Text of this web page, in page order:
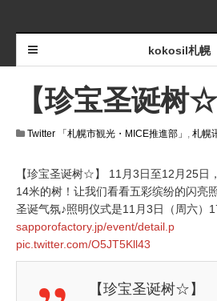
kokosil札幌
【珍宝圣诞树☆
Twitter 「札幌市観光・MICE推進部」 , 札幌
【珍宝圣诞树☆】 11月3日至12月25日
14米的树！让我们看看五彩缤纷的闪亮
圣诞气氛♪照明仪式是11月3日（周六）
sapporofactory.jp/event/detail.p
pic.twitter.com/O5JT5Kll43
【珍宝圣诞树☆】